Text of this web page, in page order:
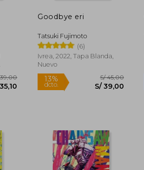
Goodbye eri
Tatsuki Fujimoto
(6)
Ivrea, 2022, Tapa Blanda,
Nuevo
13%
dcto.